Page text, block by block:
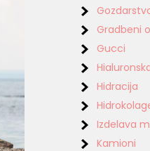
Gradbeni
Gucci
Hidracija
Izdelava
Kamioni